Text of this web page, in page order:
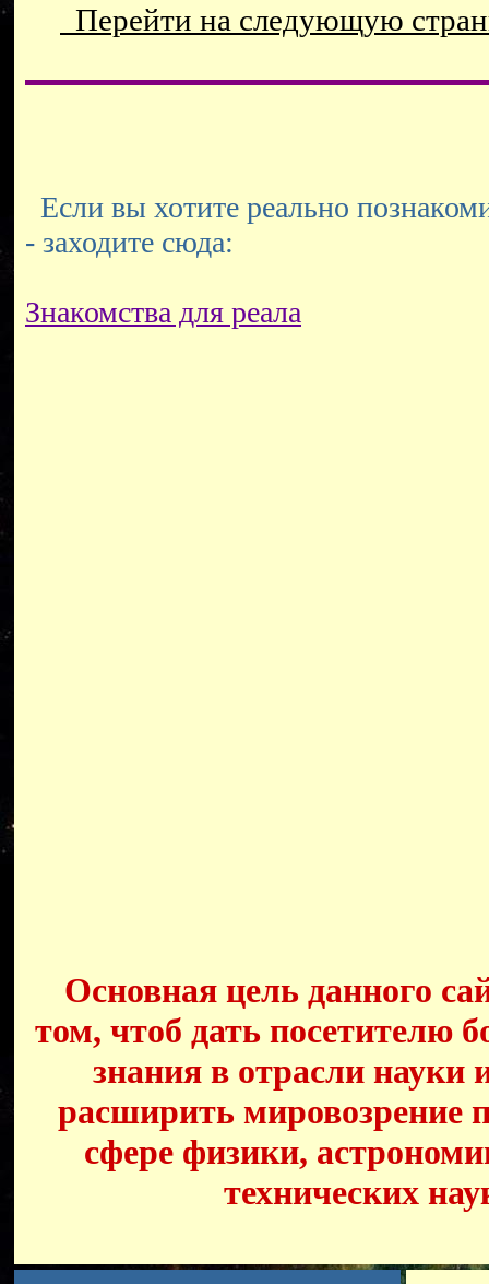
Перейти на следующую
Если вы хотите реально
- заходите сюда:
Знакомства для реала
Основная цель данного
том, чтоб дать посетителю
знания в отрасли науки
расширить мировозрение
сфере физики,
технических